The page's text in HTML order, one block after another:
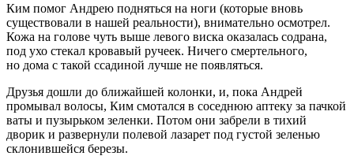
Ким помог Андрею подняться на ноги (которые вновь
существовали в нашей реальности), внимательно осмотрел.
Кожа на голове чуть выше левого виска оказалась содрана,
под ухо стекал кровавый ручеек. Ничего смертельного,
но дома с такой ссадиной лучше не появляться.
Друзья дошли до ближайшей колонки, и, пока Андрей
промывал волосы, Ким смотался в соседнюю аптеку за пачкой
ваты и пузырьком зеленки. Потом они забрели в тихий
дворик и развернули полевой лазарет под густой зеленью
склонившейся березы.